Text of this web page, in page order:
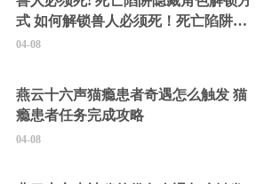
式 如何解锁兽人必须死！死亡陷阱中
的隐藏角色
04-08
燕云十六声猫瘾患者奇遇怎么触发 猫
瘾患者任务完成攻略
04-08